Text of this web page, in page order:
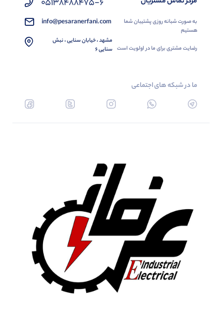
به صورت شبانه روزی پشتیبان شما
هستیم
رضایت مشتری برای ما در اولویت است
05138488475-6
info@pesaranerfani.com
مشهد ، خیابان سنایی ، نبش
سنایی 6
ما در شبکه های اجتماعی